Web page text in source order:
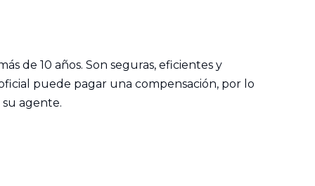
de 10 años. Son seguras, eficientes y
puede pagar una compensación, por lo
agente.